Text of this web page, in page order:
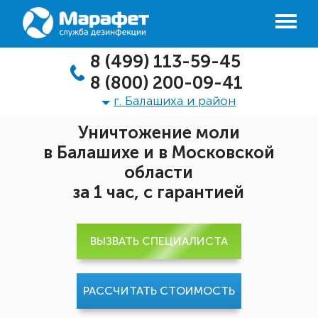
8 (499) 113-59-45
8 (800) 200-09-41
г. Балашиха и район
Уничтожение моли
в Балашихе и в Московской
области
за 1 час, с гарантией
ВЫЗВАТЬ СПЕЦИАЛИСТА
РАССЧИТАТЬ СТОИМОСТЬ